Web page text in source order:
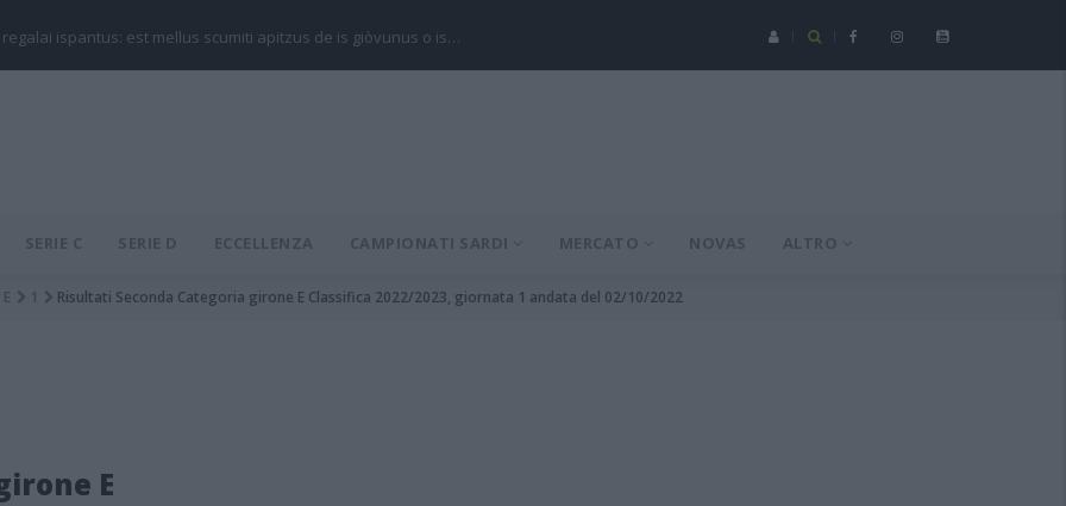
regalai ispantus: est mellus scumiti apitzus de is giòvunus o is… Serie C - Coppa Italia: Spezia-Torres posticipata a domenica 16
SERIE C SERIE D ECCELLENZA CAMPIONATI SARDI MERCATO NOVAS ALTRO
E 1 Risultati Seconda Categoria girone E Classifica 2022/2023, giornata 1 andata del 02/10/2022
E